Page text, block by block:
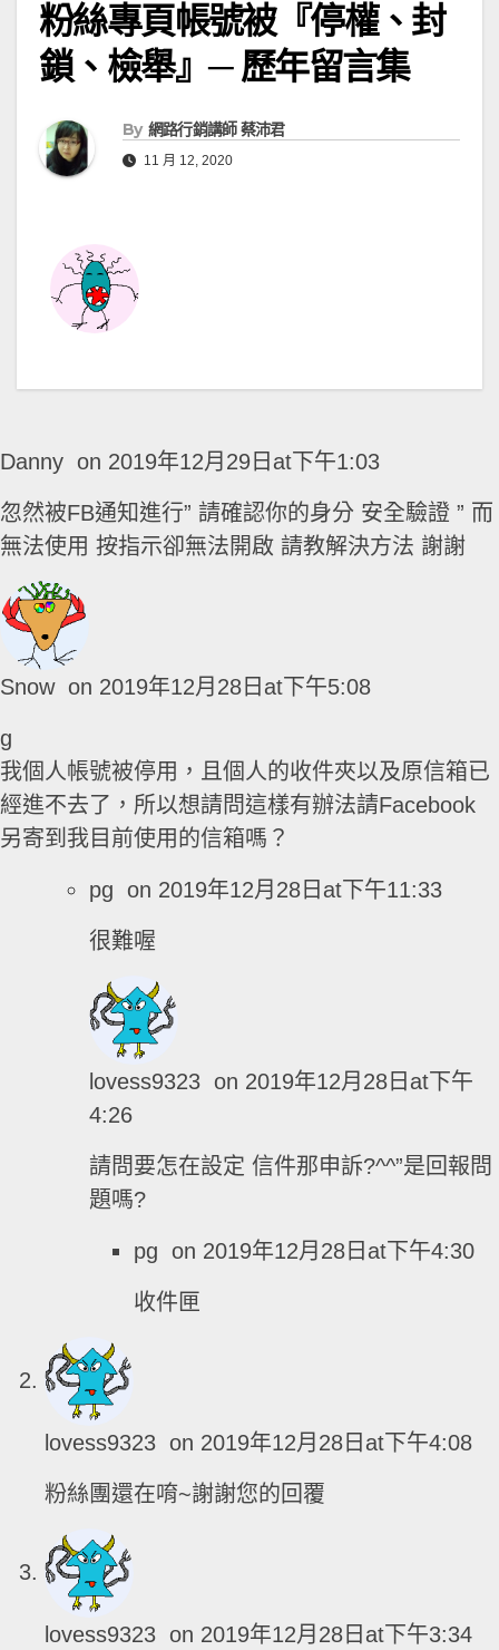
粉絲專頁帳號被『停權、封
鎖、檢舉』─ 歷年留言集
By 網路行銷講師 蔡沛君
11 月 12, 2020
Danny on 2019年12月29日at下午1:03
忽然被FB通知進行” 請確認你的身分 安全驗證 ” 而
無法使用 按指示卻無法開啟 請教解決方法 謝謝
Snow on 2019年12月28日at下午5:08
g
我個人帳號被停用，且個人的收件夾以及原信箱已
經進不去了，所以想請問這樣有辦法請Facebook
另寄到我目前使用的信箱嗎？
pg on 2019年12月28日at下午11:33
很難喔
lovess9323 on 2019年12月28日at下午
4:26
請問要怎在設定 信件那申訴?^^”是回報問
題嗎?
pg on 2019年12月28日at下午4:30
收件匣
lovess9323 on 2019年12月28日at下午4:08
粉絲團還在唷~謝謝您的回覆
lovess9323 on 2019年12月28日at下午3:34